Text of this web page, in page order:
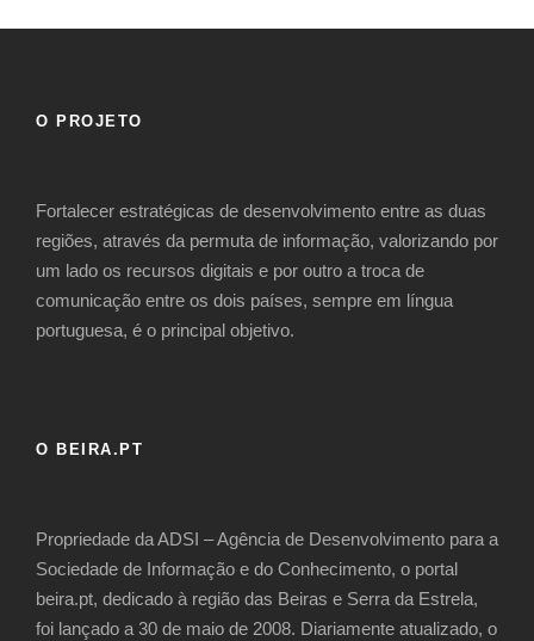
O PROJETO
Fortalecer estratégicas de desenvolvimento entre as duas
regiões, através da permuta de informação, valorizando por
um lado os recursos digitais e por outro a troca de
comunicação entre os dois países, sempre em língua
portuguesa, é o principal objetivo.
O BEIRA.PT
Propriedade da ADSI – Agência de Desenvolvimento para a
Sociedade de Informação e do Conhecimento, o portal
beira.pt, dedicado à região das Beiras e Serra da Estrela,
foi lançado a 30 de maio de 2008. Diariamente atualizado, o